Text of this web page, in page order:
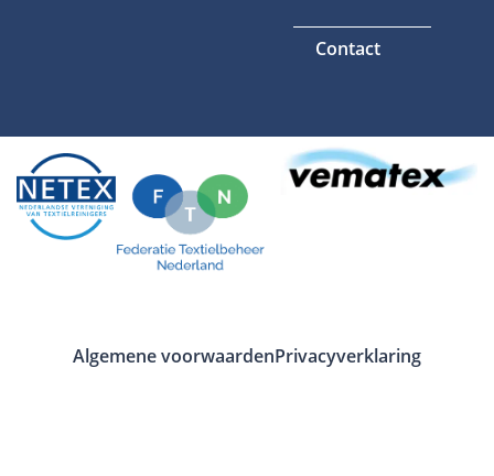
Contact
Algemene voorwaardenPrivacyverklaring